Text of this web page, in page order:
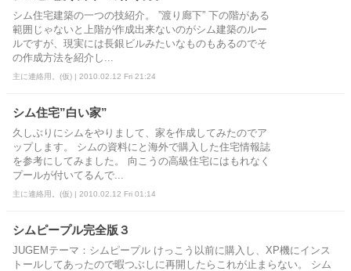
シム住宅建築の一つの技紹介。 ”渡り廊下” 下の階がある
範囲じゃないと上階が作成出来ないのがシム建築のルー
ルですが、現実には長銀ビルみたいなものもあるのでそ
の作成方法を紹介し...
主に連絡用。(仮) | 2010.02.12 Fri 21:24
シム住宅”白い家”
久しぶりにシムをやりまして、家を作成してみたのでア
ップします。 シムの資料にと海外で購入した住宅情報誌
を参考にしてみました。 向こうの高級住宅にはもれなく
プールが付いてるんで...
主に連絡用。(仮) | 2010.02.12 Fri 01:14
シムピープル完全版３
JUGEMテーマ：シムピープル けっこう以前に購入し、XP機にインス
トールしてあったので暇つぶしに再開したらこれが止まらない。 シム